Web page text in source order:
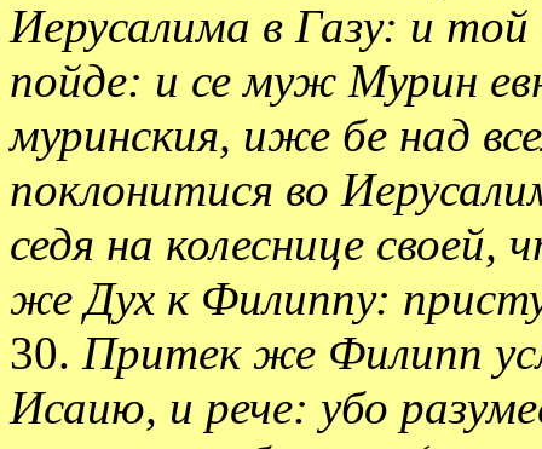
Иерусалима в Газу: и
пойде: и се муж Мурин
муринския, иже бе над
поклонитися во
седя на колеснице
же Дух к Филиппу:
30. Притек же Филипп
Исаию, и рече: убо